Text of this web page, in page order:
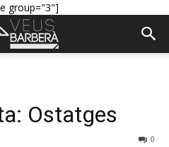
group="3"]
Ostatges
0